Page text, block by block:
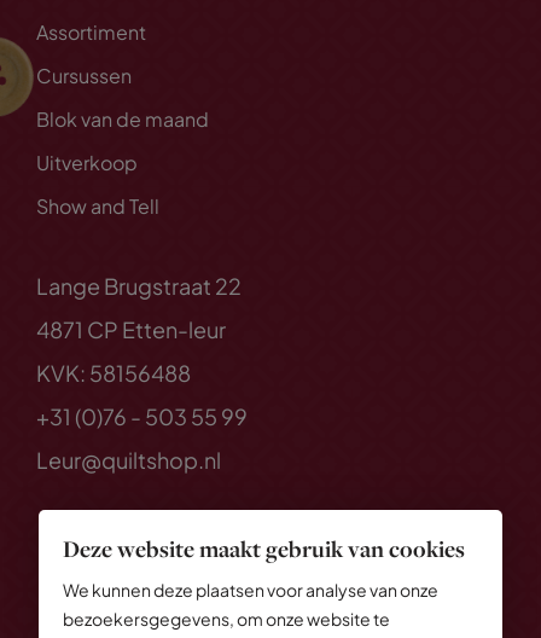
Deze website maakt gebruik van cookies
We kunnen deze plaatsen voor analyse van onze
bezoekersgegevens, om onze website te
Assortiment
Cursussen
Blok van de maand
Uitverkoop
Show and Tell
Lange Brugstraat 22
4871 CP Etten-leur
KVK: 58156488
+31 (0)76 - 503 55 99
Leur@quiltshop.nl